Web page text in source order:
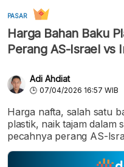
PASAR
Harga Bahan Baku
Perang AS-Israel vs
Adi Ahdiat
07/04/2026 16:57 WIB
Harga nafta, salah satu
plastik, naik tajam dalam
pecahnya perang AS-